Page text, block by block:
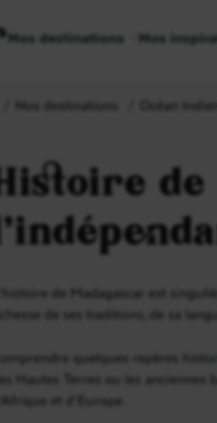
Nos destinations Nos
Nos destinations Océan Indien
de
L’histoire de Madagascar est
richesse de ses traditions, de sa
Comprendre quelques repères
Hautes Terres ou les anciennes
d’Afrique et d’Europe.